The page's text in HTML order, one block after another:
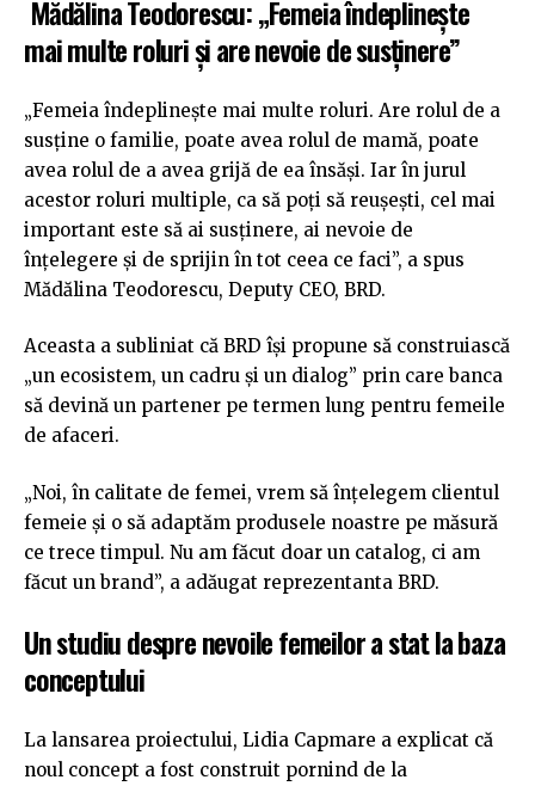
Mădălina Teodorescu: „Femeia îndeplinește
mai multe roluri și are nevoie de susținere”
„Femeia îndeplinește mai multe roluri. Are rolul de a
susține o familie, poate avea rolul de mamă, poate
avea rolul de a avea grijă de ea însăși. Iar în jurul
acestor roluri multiple, ca să poți să reușești, cel mai
important este să ai susținere, ai nevoie de
înțelegere și de sprijin în tot ceea ce faci”, a spus
Mădălina Teodorescu, Deputy CEO, BRD.
Aceasta a subliniat că BRD își propune să construiască
„un ecosistem, un cadru și un dialog” prin care banca
să devină un partener pe termen lung pentru femeile
de afaceri.
„Noi, în calitate de femei, vrem să înțelegem clientul
femeie și o să adaptăm produsele noastre pe măsură
ce trece timpul. Nu am făcut doar un catalog, ci am
făcut un brand”, a adăugat reprezentanta BRD.
Un studiu despre nevoile femeilor a stat la baza
conceptului
La lansarea proiectului, Lidia Capmare a explicat că
noul concept a fost construit pornind de la